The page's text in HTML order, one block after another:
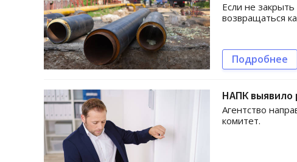
Если не
возвращаться
Подробнее
НАПК выявило
Агентство
комитет.